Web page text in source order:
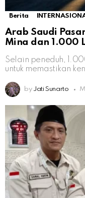
Berita
Arab Saudi
Mina dan 1.000
Selain peneduh,
untuk memastikan
by Jati Sunarto